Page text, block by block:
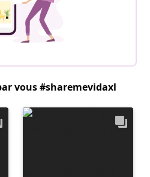
vous #sharemevidaxl